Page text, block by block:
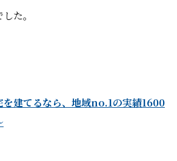
た。
を建てるなら、地域no.1の実績1600